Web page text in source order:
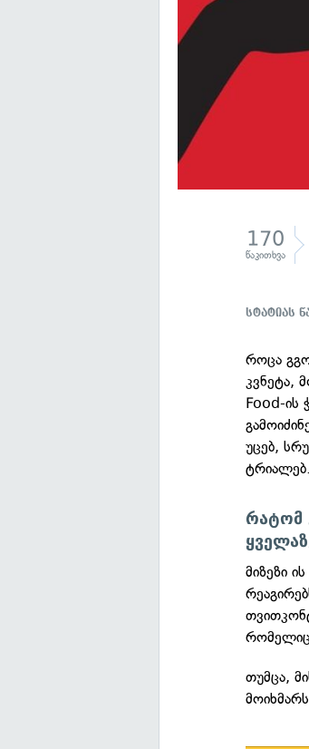
170
წაკითხვა
სტატიას
როცა
კვნეტა,
Food-ის
უცებ,
ტრიალებ.
რატომ
მიზეზი
რომელიც
თუმცა,